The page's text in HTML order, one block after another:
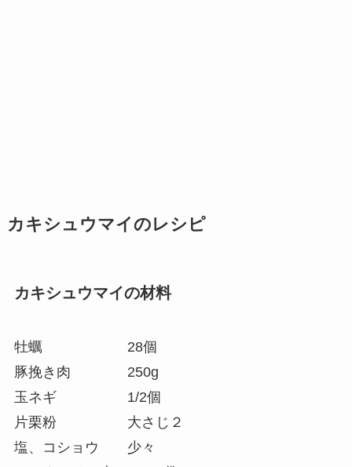
カキシュウマイのレシピ
カキシュウマイの材料
牡蠣 28個
豚挽き肉 250g
玉ネギ 1/2個
片栗粉 大さじ２
塩、コショウ 少々